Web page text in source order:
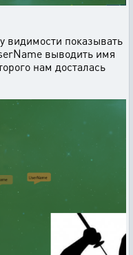
видимости показывать
выводить имя
нам досталась